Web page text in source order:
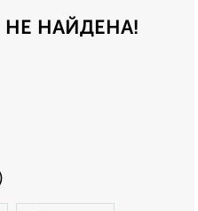
НАЙДЕНА!